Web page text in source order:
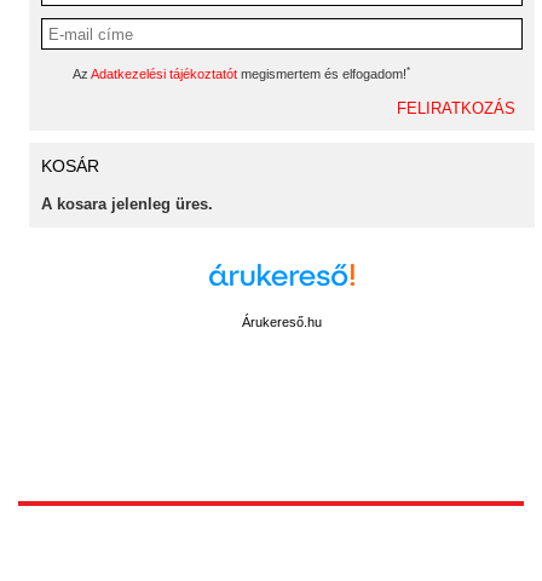
Az Adatkezelési tájékoztatót megismertem és elfogadom!*
KOSÁR
A kosara jelenleg üres.
Árukereső.hu